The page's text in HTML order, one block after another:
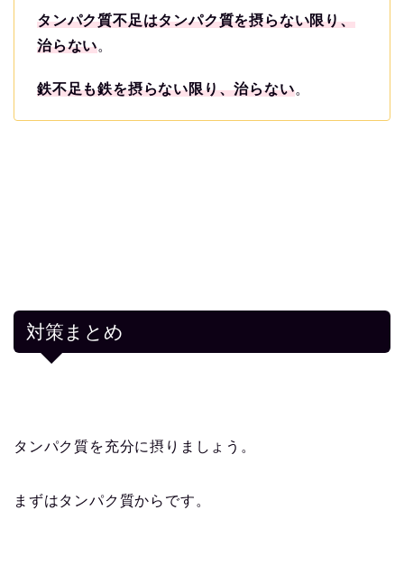
タンパク質不足はタンパク質を摂らない限り、
治らない。
鉄不足も鉄を摂らない限り、治らない。
対策まとめ
タンパク質を充分に摂りましょう。
まずはタンパク質からです。